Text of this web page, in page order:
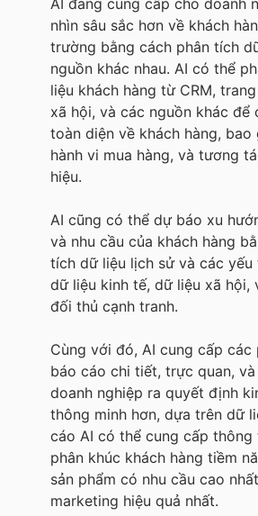
AI đang cung cấp cho doanh
nhìn sâu sắc hơn về khách
trường bằng cách phân tích
nguồn khác nhau. AI có thể
liệu khách hàng từ CRM,
xã hội, và các nguồn khác để
toàn diện về khách hàng, bao
hành vi mua hàng, và tương
hiệu.
AI cũng có thể dự báo xu
và nhu cầu của khách hàng
tích dữ liệu lịch sử và các yếu
dữ liệu kinh tế, dữ liệu xã hội,
đối thủ cạnh tranh.
Cùng với đó, AI cung cấp các
báo cáo chi tiết, trực quan,
doanh nghiệp ra quyết định
thông minh hơn, dựa trên dữ
cáo AI có thể cung cấp thông
phân khúc khách hàng tiềm
sản phẩm có nhu cầu cao
marketing hiệu quả nhất.